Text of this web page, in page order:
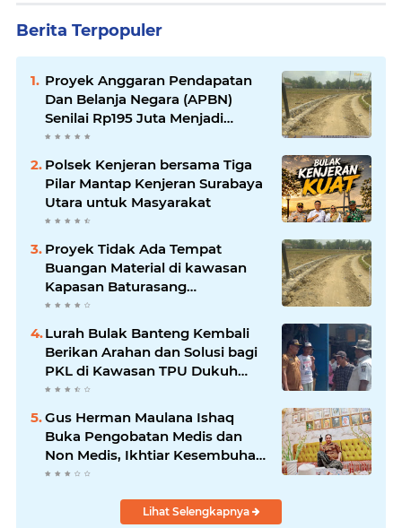
Berita Terpopuler
Proyek Anggaran Pendapatan
Dan Belanja Negara (APBN)
Senilai Rp195 Juta Menjadi
Amburadul
Polsek Kenjeran bersama Tiga
Pilar Mantap Kenjeran Surabaya
Utara untuk Masyarakat
Proyek Tidak Ada Tempat
Buangan Material di kawasan
Kapasan Baturasang
Dikeluhkan Warga, Material
Berserakan dan Dinilai
Membahayakan
Lurah Bulak Banteng Kembali
Berikan Arahan dan Solusi bagi
PKL di Kawasan TPU Dukuh
Bulak Banteng Surabaya
Gus Herman Maulana Ishaq
Buka Pengobatan Medis dan
Non Medis, Ikhtiar Kesembuhan
Atas Izin Allah
Lihat Selengkapnya